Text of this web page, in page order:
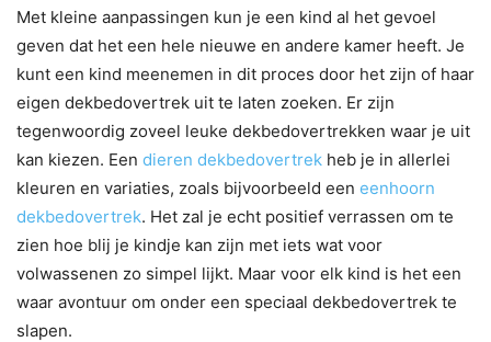
Met kleine aanpassingen kun je een kind al het gevoel
geven dat het een hele nieuwe en andere kamer heeft. Je
kunt een kind meenemen in dit proces door het zijn of haar
eigen dekbedovertrek uit te laten zoeken. Er zijn
tegenwoordig zoveel leuke dekbedovertrekken waar je uit
kan kiezen. Een dieren dekbedovertrek heb je in allerlei
kleuren en variaties, zoals bijvoorbeeld een eenhoorn
dekbedovertrek. Het zal je echt positief verrassen om te
zien hoe blij je kindje kan zijn met iets wat voor
volwassenen zo simpel lijkt. Maar voor elk kind is het een
waar avontuur om onder een speciaal dekbedovertrek te
slapen.